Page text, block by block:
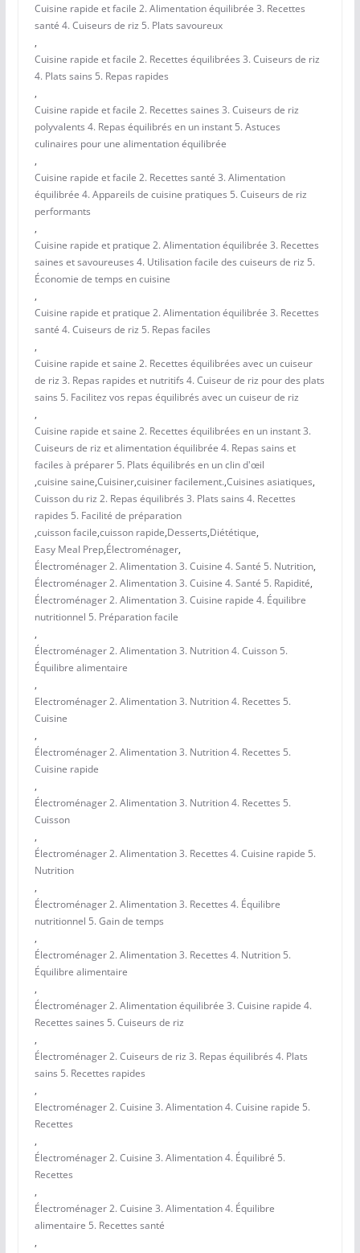
Cuisine rapide et facile 2. Alimentation équilibrée 3. Recettes
santé 4. Cuiseurs de riz 5. Plats savoureux
,
Cuisine rapide et facile 2. Recettes équilibrées 3. Cuiseurs de riz
4. Plats sains 5. Repas rapides
,
Cuisine rapide et facile 2. Recettes saines 3. Cuiseurs de riz
polyvalents 4. Repas équilibrés en un instant 5. Astuces
culinaires pour une alimentation équilibrée
,
Cuisine rapide et facile 2. Recettes santé 3. Alimentation
équilibrée 4. Appareils de cuisine pratiques 5. Cuiseurs de riz
performants
,
Cuisine rapide et pratique 2. Alimentation équilibrée 3. Recettes
saines et savoureuses 4. Utilisation facile des cuiseurs de riz 5.
Économie de temps en cuisine
,
Cuisine rapide et pratique 2. Alimentation équilibrée 3. Recettes
santé 4. Cuiseurs de riz 5. Repas faciles
,
Cuisine rapide et saine 2. Recettes équilibrées avec un cuiseur
de riz 3. Repas rapides et nutritifs 4. Cuiseur de riz pour des plats
sains 5. Facilitez vos repas équilibrés avec un cuiseur de riz
,
Cuisine rapide et saine 2. Recettes équilibrées en un instant 3.
Cuiseurs de riz et alimentation équilibrée 4. Repas sains et
faciles à préparer 5. Plats équilibrés en un clin d'œil
,cuisine saine,Cuisiner,cuisiner facilement.,Cuisines asiatiques,
Cuisson du riz 2. Repas équilibrés 3. Plats sains 4. Recettes
rapides 5. Facilité de préparation
,cuisson facile,cuisson rapide,Desserts,Diététique,
Easy Meal Prep,Électroménager,
Électroménager 2. Alimentation 3. Cuisine 4. Santé 5. Nutrition,
Électroménager 2. Alimentation 3. Cuisine 4. Santé 5. Rapidité,
Électroménager 2. Alimentation 3. Cuisine rapide 4. Équilibre
nutritionnel 5. Préparation facile
,
Électroménager 2. Alimentation 3. Nutrition 4. Cuisson 5.
Équilibre alimentaire
,
Electroménager 2. Alimentation 3. Nutrition 4. Recettes 5.
Cuisine
,
Électroménager 2. Alimentation 3. Nutrition 4. Recettes 5.
Cuisine rapide
,
Électroménager 2. Alimentation 3. Nutrition 4. Recettes 5.
Cuisson
,
Électroménager 2. Alimentation 3. Recettes 4. Cuisine rapide 5.
Nutrition
,
Électroménager 2. Alimentation 3. Recettes 4. Équilibre
nutritionnel 5. Gain de temps
,
Électroménager 2. Alimentation 3. Recettes 4. Nutrition 5.
Équilibre alimentaire
,
Électroménager 2. Alimentation équilibrée 3. Cuisine rapide 4.
Recettes saines 5. Cuiseurs de riz
,
Électroménager 2. Cuiseurs de riz 3. Repas équilibrés 4. Plats
sains 5. Recettes rapides
,
Electroménager 2. Cuisine 3. Alimentation 4. Cuisine rapide 5.
Recettes
,
Électroménager 2. Cuisine 3. Alimentation 4. Équilibré 5.
Recettes
,
Électroménager 2. Cuisine 3. Alimentation 4. Équilibre
alimentaire 5. Recettes santé
,